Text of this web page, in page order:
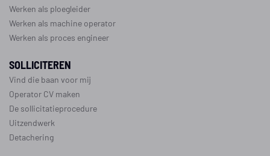
Werken als ploegleider
Werken als machine operator
Werken als proces engineer
SOLLICITEREN
Vind die baan voor mij
Operator CV maken
De sollicitatieprocedure
Uitzendwerk
Detachering